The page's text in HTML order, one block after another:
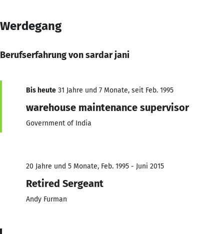
Werdegang
Berufserfahrung von sardar jani
Bis heute 31 Jahre und 7 Monate, seit Feb. 1995
warehouse maintenance supervisor
Government of India
20 Jahre und 5 Monate, Feb. 1995 - Juni 2015
Retired Sergeant
Andy Furman